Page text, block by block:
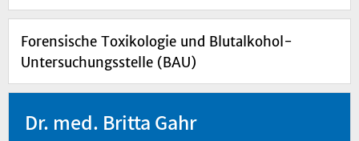
Forensische Toxikologie und Blutalkohol-
Untersuchungsstelle (BAU)
Dr. med. Britta Gahr